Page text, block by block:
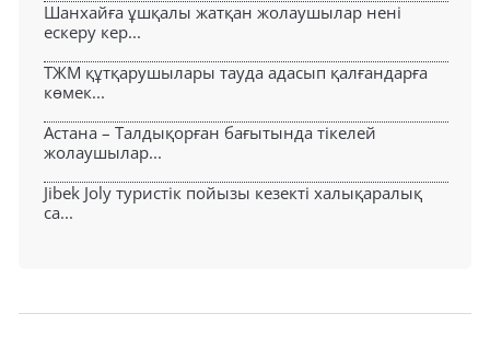
Шанхайға ұшқалы жатқан жолаушылар нені
ескеру кер...
ТЖМ құтқарушылары тауда адасып қалғандарға
көмек...
Астана – Талдықорған бағытында тікелей
жолаушылар...
Jibek Joly туристік пойызы кезекті халықаралық
са...